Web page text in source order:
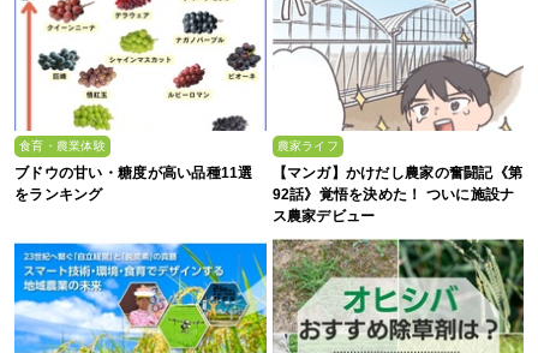
食育・農業体験
ブドウの甘い・糖度が高い品種11選
をランキング
農家ライフ
【マンガ】かけだし農家の奮闘記《第
92話》覚悟を決めた！ ついに施設ナ
ス農家デビュー